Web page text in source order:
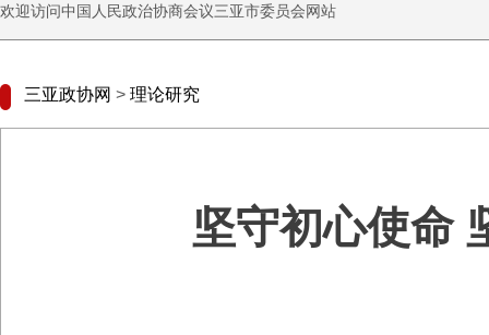
欢迎访问中国人民政治协商会议三亚市委员会网站
三亚政协网 > 理论研究
坚守初心使命